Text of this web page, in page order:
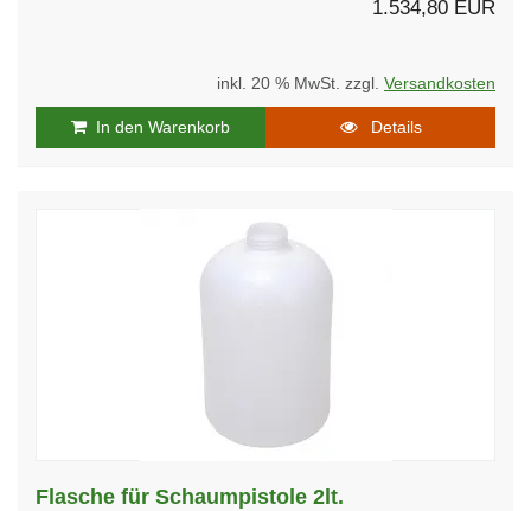
1.534,80 EUR
inkl. 20 % MwSt. zzgl. Versandkosten
In den Warenkorb Details
Flasche für Schaumpistole 2lt.